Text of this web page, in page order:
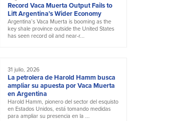
Record Vaca Muerta Output Fails to
Lift Argentina’s Wider Economy
Argentina’s Vaca Muerta is booming as the
key shale province outside the United States
has seen record oil and near-r...
31 julio, 2026
La petrolera de Harold Hamm busca
ampliar su apuesta por Vaca Muerta
en Argentina
Harold Hamm, pionero del sector del esquisto
en Estados Unidos, está tomando medidas
para ampliar su presencia en la ...